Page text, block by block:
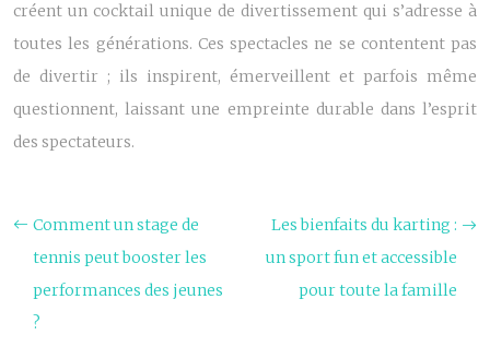
créent un cocktail unique de divertissement qui s’adresse à
toutes les générations. Ces spectacles ne se contentent pas
de divertir ; ils inspirent, émerveillent et parfois même
questionnent, laissant une empreinte durable dans l’esprit
des spectateurs.
Comment un stage de
tennis peut booster les
performances des jeunes
?
Les bienfaits du karting :
un sport fun et accessible
pour toute la famille